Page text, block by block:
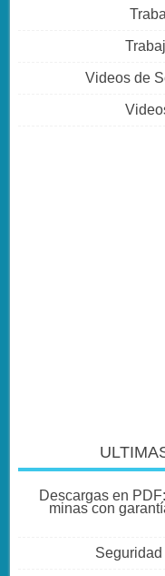
Videos de
Descargas en
minas con